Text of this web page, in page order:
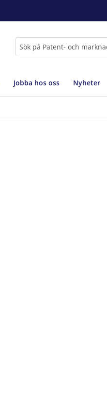
Jobba hos oss Nyheter